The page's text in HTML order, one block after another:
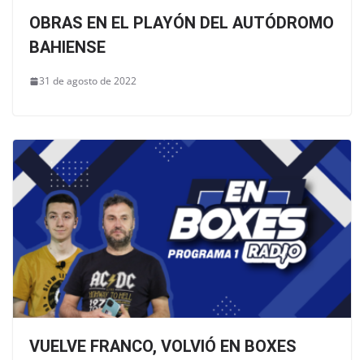
OBRAS EN EL PLAYÓN DEL AUTÓDROMO
BAHIENSE
31 de agosto de 2022
VUELVE FRANCO, VOLVIÓ EN BOXES